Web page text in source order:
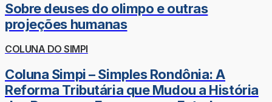
Sobre deuses do olimpo e outras
projeções humanas
COLUNA DO SIMPI
Coluna Simpi – Simples Rondônia: A
Reforma Tributária que Mudou a História